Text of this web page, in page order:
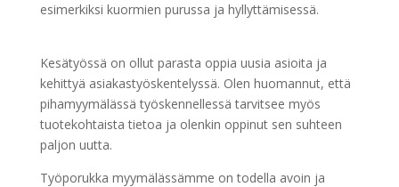
esimerkiksi kuormien purussa ja hyllyttämisessä.
Kesätyössä on ollut parasta oppia uusia asioita ja
kehittyä asiakastyöskentelyssä. Olen huomannut, että
pihamyymälässä työskennellessä tarvitsee myös
tuotekohtaista tietoa ja olenkin oppinut sen suhteen
paljon uutta.
Työporukka myymälässämme on todella avoin ja